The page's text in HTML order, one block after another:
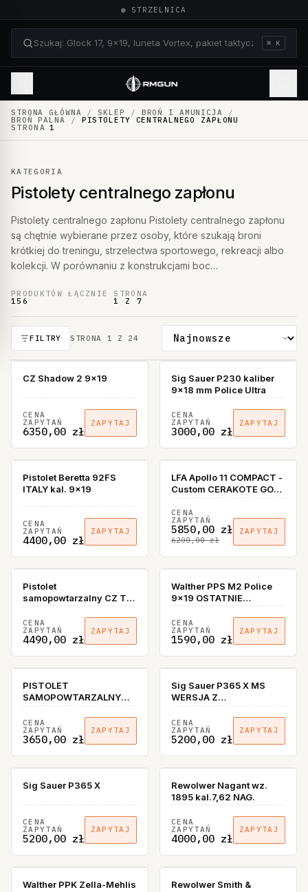
● STRZELNICA
Szukaj: Glock 17, 9×19, luneta Vortex, pakiet
⌘ K
STRONA GŁÓWNA / SKLEP / BROŃ I AMUNICJA /
BROŃ PALNA / PISTOLETY CENTRALNEGO ZAPŁONU
STRONA 1
KATEGORIA
Pistolety centralnego zapłonu
Pistolety centralnego zapłonu Pistolety centralnego zapłonu
są chętnie wybierane przez osoby, które szukają broni
krótkiej do treningu, strzelectwa sportowego, rekreacji albo
kolekcji. W porównaniu z konstrukcjami boc…
PRODUKTÓW ŁĄCZNIE
156
STRONA
1 Z 7
FILTRY STRONA 1 Z 24
CZ Shadow 2 9x19
CENA
ZAPYTAŃ
6350,00 zł
ZAPYTAJ
Sig Sauer P230 kaliber
9x18 mm Police Ultra
CENA
ZAPYTAŃ
3000,00 zł
ZAPYTAJ
Pistolet Beretta 92FS
ITALY kal. 9x19
CENA
ZAPYTAŃ
4400,00 zł
ZAPYTAJ
LFA Apollo 11 COMPACT -
Custom CERAKOTE GOLD
RMSC OPTIC CUT
CENA
ZAPYTAŃ
5850,00 zł
6200,00 zł
ZAPYTAJ
Pistolet
samopowtarzalny CZ TS
2 z okazji 35 -lecia Firmy
Hubertus Chodzież
PREORDER!!!
CENA
ZAPYTAŃ
4490,00 zł
ZAPYTAJ
Walther PPS M2 Police
9x19 OSTATNIE
SZTUKI!!!
CENA
ZAPYTAŃ
1590,00 zł
ZAPYTAJ
PISTOLET
SAMOPOWTARZALNY
ASELKON HAN JPS-9
KAL. 9x19 KAT B5,
K.P.TURCJA-ASELKON
LUFA 6,5"
CENA
ZAPYTAŃ
3650,00 zł
ZAPYTAJ
Sig Sauer P365 X MS
WERSJA Z
BEZPIECZNIKIEM
CENA
ZAPYTAŃ
5200,00 zł
ZAPYTAJ
Sig Sauer P365 X
CENA
ZAPYTAŃ
5200,00 zł
ZAPYTAJ
Rewolwer Nagant wz.
1895 kal.7,62 NAG.
CENA
ZAPYTAŃ
4000,00 zł
ZAPYTAJ
Walther PPK Zella-Mehlis
Rewolwer Smith &